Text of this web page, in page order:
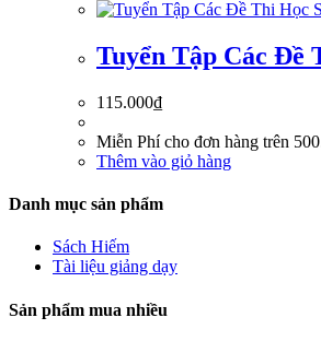
Tuyển Tập Các Đề
115.000₫
Miễn Phí cho đơn hàng trên
Thêm vào giỏ hàng
Danh mục sản phẩm
Sách Hiếm
Tài liệu giảng dạy
Sản phẩm mua nhiều